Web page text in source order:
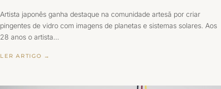
Artista japonês ganha destaque na comunidade artesã por criar
pingentes de vidro com imagens de planetas e sistemas solares. Aos
28 anos o artista…
LER ARTIGO →